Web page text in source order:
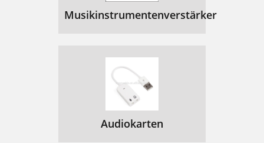
Musikinstrumentenverstärker
Audiokarten